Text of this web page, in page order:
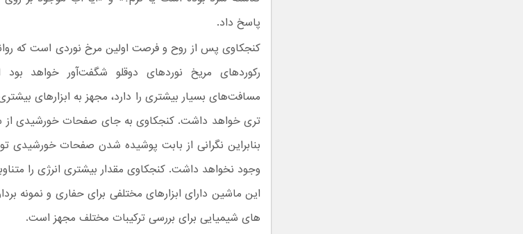
پاسخ داد.
کنجکاوی پس از روح و فرصت اولین مرخ نوردی است که
رکوردهای مریخ نوردهای دوقلو شگفت‌آور خواهد
مسافت‌های بسیار بیشتری را دارد، مجهز به ابزارهای
تری خواهد داشت. کنجکاوی به جای صفحات خورشیدی از
بنابراین نگرانی از بابت پوشیده شدن صفحات خورشیدی
وجود نخواهد داشت. کنجکاوی مقدار بیشتری انرژی را
این ماشین دارای ابزارهای مختلفی برای حفاری و نمونه
های شیمیایی برای بررسی ترکیبات مختلف مجهز است.